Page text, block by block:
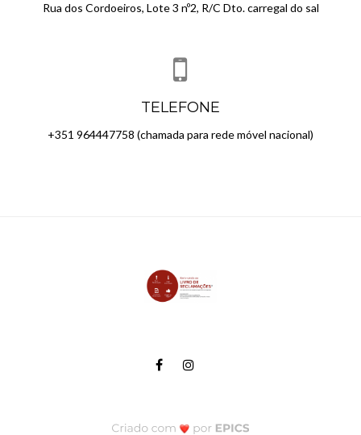
Rua dos Cordoeiros, Lote 3 nº2, R/C Dto. carregal do sal
TELEFONE
+351 964447758 (chamada para rede móvel nacional)